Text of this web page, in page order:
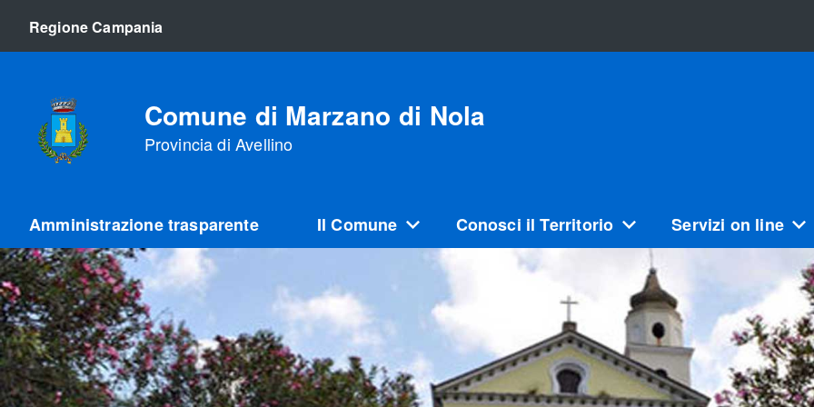
Regione Campania
Comune di Marzano di Nola
Provincia di Avellino
Amministrazione trasparente Il Comune Conosci il Territorio Servizi on line